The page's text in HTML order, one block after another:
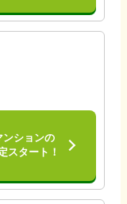
ンションの
スタート！